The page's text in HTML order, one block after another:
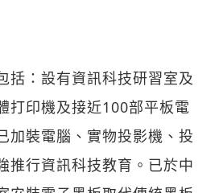
括：設有資訊科技研習室及
打印機及接近100部平板電
加裝電腦、實物投影機、投
推行資訊科技教育。已於中